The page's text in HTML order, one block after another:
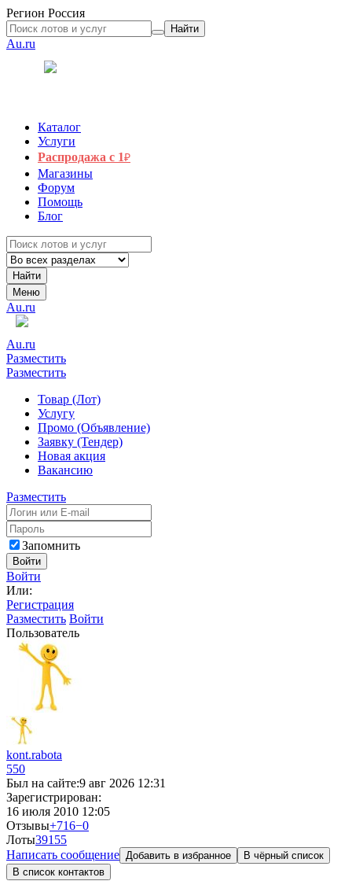
Регион Россия
Найти
Au.ru
Каталог
Услуги
Распродажа с 1₽
Магазины
Форум
Помощь
Блог
Найти
Меню
Au.ru
Au.ru
Разместить
Разместить
Товар (Лот)
Услугу
Промо (Объявление)
Заявку (Тендер)
Новая акция
Вакансию
Разместить
Запомнить
Войти
Войти
Или:
Регистрация
Разместить Войти
Пользователь
kont.rabota
550
Был на сайте:9 авг 2026 12:31
Зарегистрирован:
16 июля 2010 12:05
Отзывы+716−0
Лоты391 55
Написать сообщение Добавить в избранное
В чёрный список
В список контактов